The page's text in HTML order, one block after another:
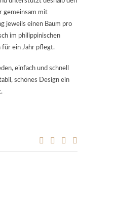
gemeinsam mit
jeweils einen Baum pro
im philippinischen
für ein Jahr pflegt.
einfach und schnell
schönes Design ein